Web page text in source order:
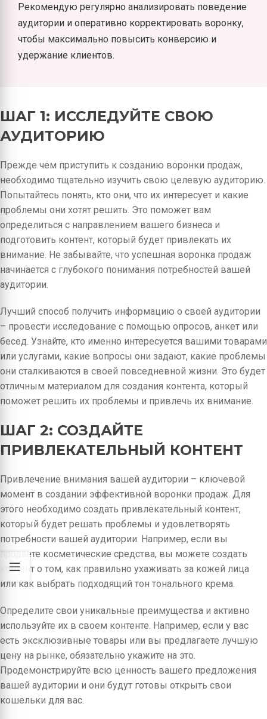
Рекомендую регулярно анализировать поведение
аудитории и оперативно корректировать воронку,
чтобы максимально повысить конверсию и
удержание клиентов.
ШАГ 1: ИССЛЕДУЙТЕ СВОЮ
АУДИТОРИЮ
Прежде чем приступить к созданию воронки продаж,
необходимо тщательно изучить свою целевую аудиторию.
Попытайтесь понять, кто они, что их интересует и какие
проблемы они хотят решить. Это поможет вам
определиться с направлением вашего бизнеса и
подготовить контент, который будет привлекать их
внимание. Не забывайте, что успешная воронка продаж
начинается с глубокого понимания потребностей вашей
аудитории.
Лучший способ получить информацию о своей аудитории
– провести исследование с помощью опросов, анкет или
бесед. Узнайте, кто именно интересуется вашими товарами
или услугами, какие вопросы они задают, какие проблемы
они сталкиваются в своей повседневной жизни. Это будет
отличным материалом для создания контента, который
поможет решить их проблемы и привлечь их внимание.
ШАГ 2: СОЗДАЙТЕ
ПРИВЛЕКАТЕЛЬНЫЙ КОНТЕНТ
Привлечение внимания вашей аудитории – ключевой
момент в создании эффективной воронки продаж. Для
этого необходимо создать привлекательный контент,
который будет решать проблемы и удовлетворять
потребности вашей аудитории. Например, если вы
продаете косметические средства, вы можете создать
контент о том, как правильно ухаживать за кожей лица
или как выбрать подходящий тон тонального крема.
Определите свои уникальные преимущества и активно
используйте их в своем контенте. Например, если у вас
есть эксклюзивные товары или вы предлагаете лучшую
цену на рынке, обязательно укажите на это.
Продемонстрируйте всю ценность вашего предложения
вашей аудитории и они будут готовы открыть свои
кошельки для вас.